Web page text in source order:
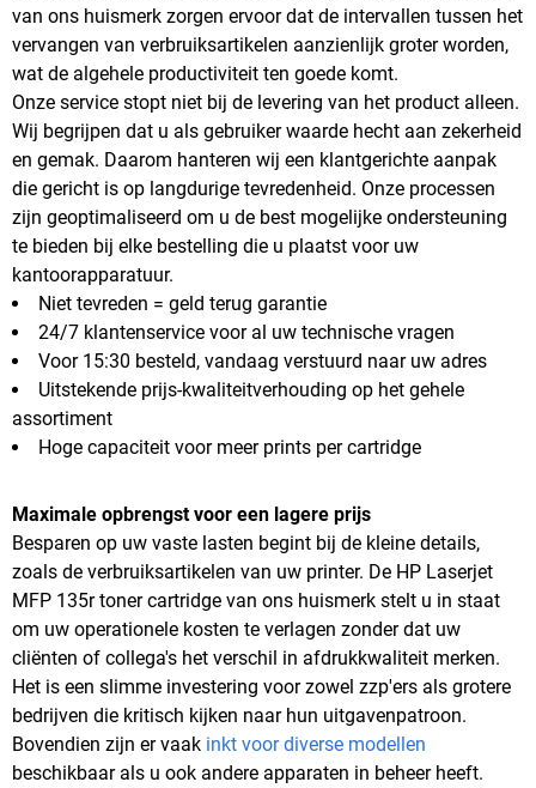
van ons huismerk zorgen ervoor dat de intervallen tussen het
vervangen van verbruiksartikelen aanzienlijk groter worden,
wat de algehele productiviteit ten goede komt.
Onze service stopt niet bij de levering van het product alleen.
Wij begrijpen dat u als gebruiker waarde hecht aan zekerheid
en gemak. Daarom hanteren wij een klantgerichte aanpak
die gericht is op langdurige tevredenheid. Onze processen
zijn geoptimaliseerd om u de best mogelijke ondersteuning
te bieden bij elke bestelling die u plaatst voor uw
kantoorapparatuur.
Niet tevreden = geld terug garantie
24/7 klantenservice voor al uw technische vragen
Voor 15:30 besteld, vandaag verstuurd naar uw adres
Uitstekende prijs-kwaliteitverhouding op het gehele
assortiment
Hoge capaciteit voor meer prints per cartridge
Maximale opbrengst voor een lagere prijs
Besparen op uw vaste lasten begint bij de kleine details,
zoals de verbruiksartikelen van uw printer. De HP Laserjet
MFP 135r toner cartridge van ons huismerk stelt u in staat
om uw operationele kosten te verlagen zonder dat uw
cliënten of collega's het verschil in afdrukkwaliteit merken.
Het is een slimme investering voor zowel zzp'ers als grotere
bedrijven die kritisch kijken naar hun uitgavenpatroon.
Bovendien zijn er vaak inkt voor diverse modellen
beschikbaar als u ook andere apparaten in beheer heeft.